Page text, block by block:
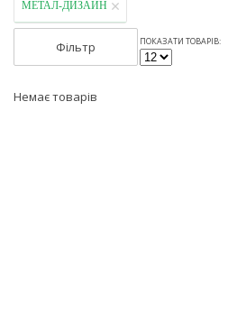
МЕТАЛ-ДИЗАЙН
Фільтр ПОКАЗАТИ ТОВАРІВ:
Немає товарів